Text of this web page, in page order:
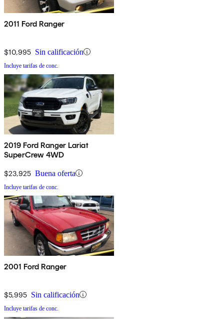
2011 Ford Ranger
$10,995 Sin calificación
Incluye tarifas de conc.
2019 Ford Ranger Lariat
SuperCrew 4WD
$23,925 Buena oferta
Incluye tarifas de conc.
2001 Ford Ranger
$5,995 Sin calificación
Incluye tarifas de conc.